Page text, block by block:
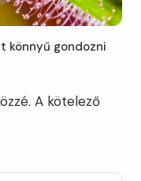
könnyű gondozni
A kötelező